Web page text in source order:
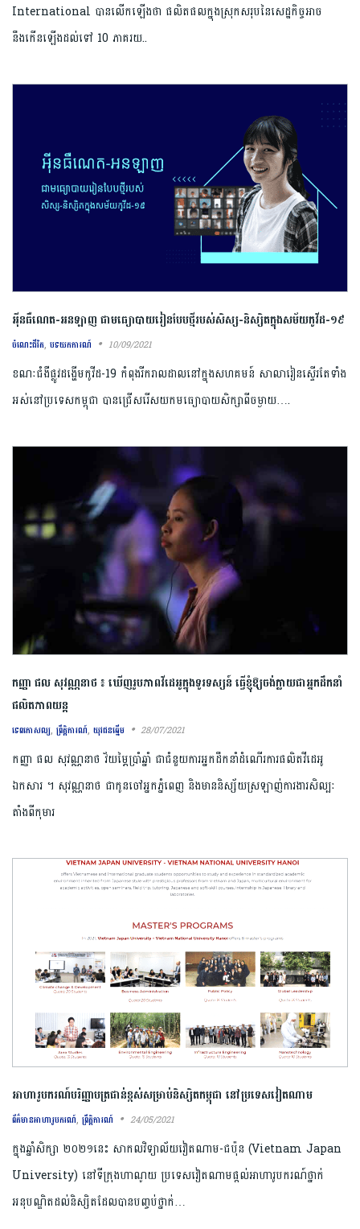
International បានលើកឡើងថា ផលិតផលក្នុងស្រុកសរុបនៃសេដ្ឋកិច្ចអាច
នឹងកើនឡើងដល់ទៅ 10 ភាគរយ..
អ៉ីនធឺណេត-អនឡាញ ជាមធ្យោបាយរៀនបែបថ្មីរបស់សិស្ស-និស្សិតក្នុងសម័យកូវីដ-១៩
ចំណេះជីវិត, បទយកការណ៍ 10/09/2021
ខណៈជំងឺផ្លូវដង្ហើមកូវីដ-19 កំពុងរីករាលដាលនៅក្នុងសហគមន៍ សាលារៀនស្ទើរតែទាំង
អស់នៅប្រទេសកម្ពុជា បានជ្រើសរើសយកមធ្យោបាយសិក្សាពីចម្ងាយ….
កញ្ញា ផល សុវណ្ណនាថ ៖ ឃើញរូបភាពវីដេអូក្នុងទូរទស្សន៍ ធ្វើខ្ញុំឱ្យចង់ក្លាយជាអ្នកដឹកនាំ
ផលិតភាពយន្ត
ទេពកោសល្យ, ព្រឹត្តិការណ៍, យុវជនឆ្នើម 28/07/2021
កញ្ញា ផល សុវណ្ណនាថ វ័យម្ភៃប្រាំឆ្នាំ ជាជំនួយការអ្នកដឹកនាំដំណើរការផលិតវីដេអូ
ឯកសារ ។ សុវណ្ណនាថ ជាកូនចៅអ្នកភ្នំពេញ និងមាននិស្ស័យស្រឡាញ់ការងារសិល្បៈ
តាំងពីកុមារ
អាហារូបករណ៍បរិញ្ញាបត្រជាន់ខ្ពស់សម្រាប់និស្សិតកម្ពុជា នៅប្រទេសវៀតណាម
ព័ត៌មានអាហារូបករណ៍, ព្រឹត្តិការណ៍ 24/05/2021
ក្នុងឆ្នាំសិក្សា ២០២១​​នេះ សាកលវិទ្យាល័យវៀតណាម-ជប៉ុន (Vietnam Japan
University) នៅទីក្រុងហាណូយ ប្រទេសវៀតណាម​ផ្ដល់អាហារូបករណ៍ថ្នាក់
អនុបណ្ឌិតដល់និស្សិតដែលបានបញ្ចប់ថ្នាក់…